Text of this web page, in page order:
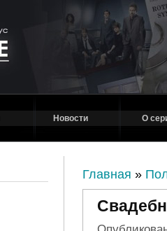
Новости О
Главная »